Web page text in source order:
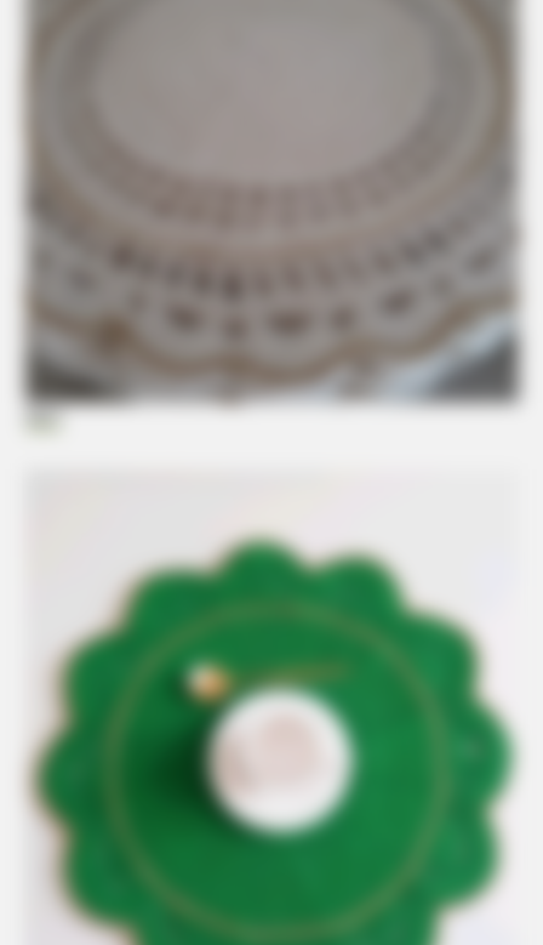
The Unhinged 1970 Oscar Photo They Tried To Bury: Look
Closely At His Tie
BUZZDAY
Embarrassing Prince William Moment Caught On Camera